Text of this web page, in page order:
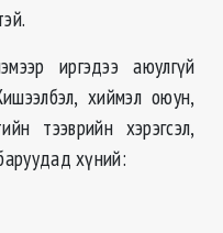
иргэдээ аюулгүй
хиймэл оюун,
тээврийн хэрэгсэл,
хүний: